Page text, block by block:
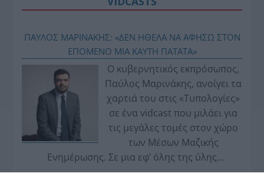
ΠΑΥΛΟΣ ΜΑΡΙΝΑΚΗΣ: «ΔΕΝ ΗΘΕΛΑ ΝΑ ΑΦΗΣΩ ΣΤΟΝ
ΕΠΟΜΕΝΟ ΜΙΑ ΚΑΥΤΗ ΠΑΤΑΤΑ»
Ο κυβερνητικός εκπρόσωπος,
Παύλος Μαρινάκης, ανοίγει τα
χαρτιά του στις «Τυπολογίες»
σε ένα vidcast που μιλάει για
τις μεγάλες τομές στον χώρο
των Μέσων Μαζικής
Ενημέρωσης. Σε μια εφ’ όλης της ύλης
συνέντευξη στον Βασίλη Κουφόπουλο, αναλύει